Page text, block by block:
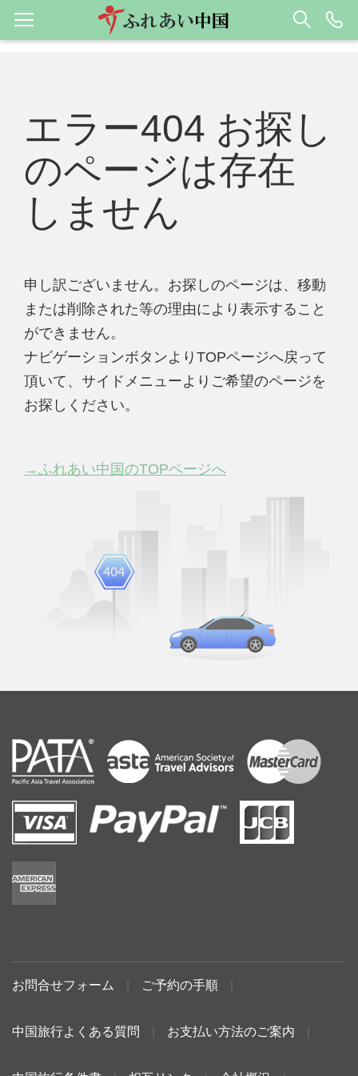
エラー404 お探し
のページは存在
しません
申し訳ございません。お探しのページは、移動
または削除された等の理由により表示すること
ができません。
ナビゲーションボタンよりTOPページへ戻って
頂いて、サイドメニューよりご希望のページを
お探しください。
→ふれあい中国のTOPページへ
お問合せフォーム ご予約の手順
中国旅行よくある質問 お支払い方法のご案内